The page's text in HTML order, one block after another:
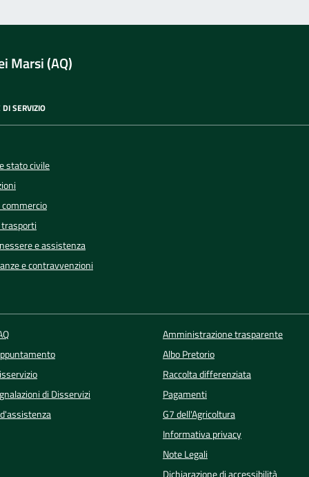
Marsi (AQ)
DI SERVIZIO
stato civile
e assistenza
e contravvenzioni
di Disservizi
Amministrazione trasparente
Albo Pretorio
Raccolta differenziata
Pagamenti
G7 dell'Agricoltura
Informativa privacy
Note Legali